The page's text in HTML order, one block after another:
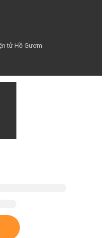
tử Hồ Gươm